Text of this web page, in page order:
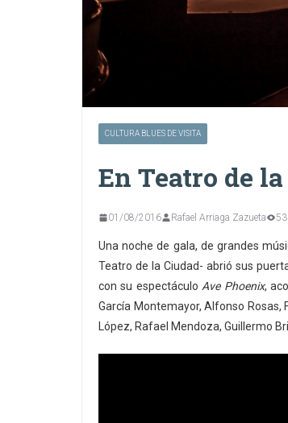
CULTURA BLUES DE VISITA
En Teatro de
01/08/2016 Rafael Arriaga Zazueta
Una noche de gala, de grandes
Teatro de la Ciudad- abrió sus
con su espectáculo Ave Phoenix,
García Montemayor, Alfonso Rosas,
López, Rafael Mendoza, Guillermo